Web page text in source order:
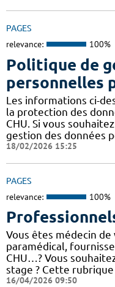
PAGES
relevance: 100%
Politique de
personnelles
Les informations ci-
la protection des
CHU. Si vous
gestion des données
18/02/2026 15:25
PAGES
relevance: 100%
Vous êtes médecin
paramédical,
CHU…? Vous
stage ? Cette
16/04/2026 09:50